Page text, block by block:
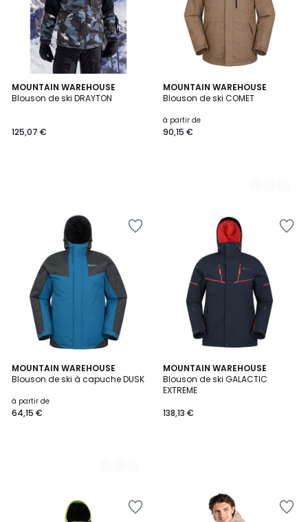
MOUNTAIN WAREHOUSE
Blouson de ski DRAYTON
125,07 €
MOUNTAIN WAREHOUSE
Blouson de ski COMET
à partir de
90,15 €
2
Couleurs
MOUNTAIN WAREHOUSE
Blouson de ski à capuche DUSK
à partir de
64,15 €
5
Couleurs
MOUNTAIN WAREHOUSE
Blouson de ski GALACTIC
EXTREME
138,13 €